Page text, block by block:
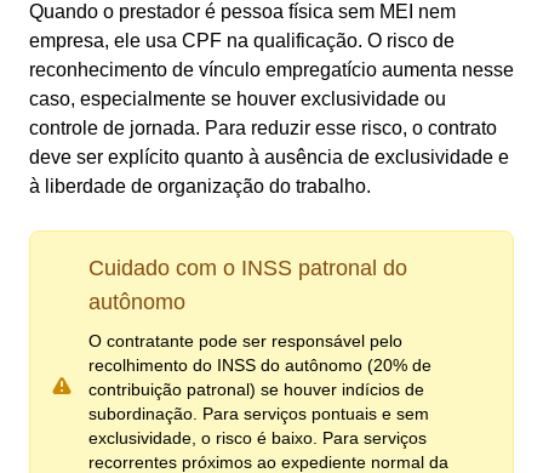
Quando o prestador é pessoa física sem MEI nem
empresa, ele usa CPF na qualificação. O risco de
reconhecimento de vínculo empregatício aumenta nesse
caso, especialmente se houver exclusividade ou
controle de jornada. Para reduzir esse risco, o contrato
deve ser explícito quanto à ausência de exclusividade e
à liberdade de organização do trabalho.
Cuidado com o INSS patronal do
autônomo
O contratante pode ser responsável pelo
recolhimento do INSS do autônomo (20% de
contribuição patronal) se houver indícios de
subordinação. Para serviços pontuais e sem
exclusividade, o risco é baixo. Para serviços
recorrentes próximos ao expediente normal da